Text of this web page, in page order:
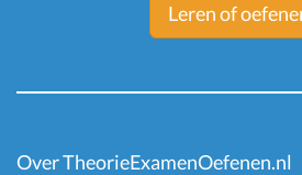
Leren of
Over TheorieExamenOefenen.nl